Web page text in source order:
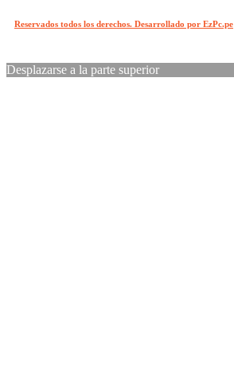
Reservados todos los derechos. Desarrollado por EzPc.pe
Desplazarse a la parte superior